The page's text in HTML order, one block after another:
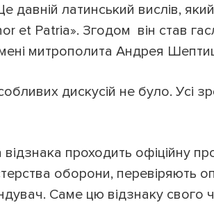
давній латинський вислів,
et Patria». Згодом він став
митрополита Андрея
дискусій не було. Усі
проходить офіційну
оборони, перевіряють
Саме цю відзнаку свого